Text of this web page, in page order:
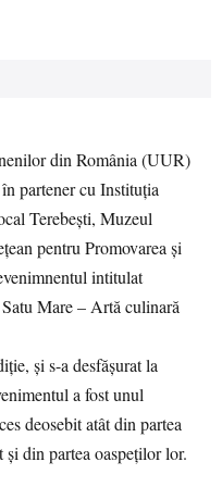
din România (UUR)
partener cu Instituția
Terebești, Muzeul
pentru Promovarea și
intitulat
Mare – Artă culinară
și s-a desfășurat la
a fost unul
deosebit atât din partea
din partea oaspeților lor.